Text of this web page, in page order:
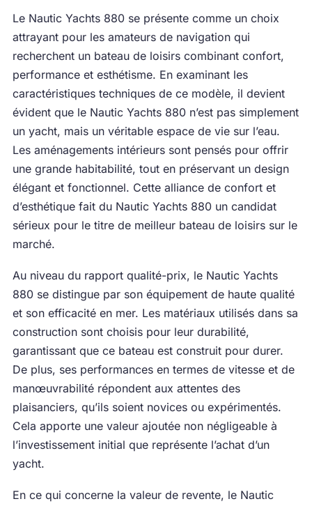
Le Nautic Yachts 880 se présente comme un choix
attrayant pour les amateurs de navigation qui
recherchent un bateau de loisirs combinant confort,
performance et esthétisme. En examinant les
caractéristiques techniques de ce modèle, il devient
évident que le Nautic Yachts 880 n’est pas simplement
un yacht, mais un véritable espace de vie sur l’eau.
Les aménagements intérieurs sont pensés pour offrir
une grande habitabilité, tout en préservant un design
élégant et fonctionnel. Cette alliance de confort et
d’esthétique fait du Nautic Yachts 880 un candidat
sérieux pour le titre de meilleur bateau de loisirs sur le
marché.
Au niveau du rapport qualité-prix, le Nautic Yachts
880 se distingue par son équipement de haute qualité
et son efficacité en mer. Les matériaux utilisés dans sa
construction sont choisis pour leur durabilité,
garantissant que ce bateau est construit pour durer.
De plus, ses performances en termes de vitesse et de
manœuvrabilité répondent aux attentes des
plaisanciers, qu’ils soient novices ou expérimentés.
Cela apporte une valeur ajoutée non négligeable à
l’investissement initial que représente l’achat d’un
yacht.
En ce qui concerne la valeur de revente, le Nautic